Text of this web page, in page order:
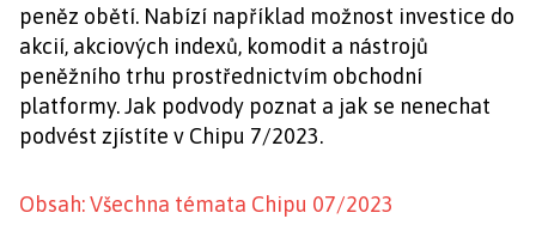
peněz obětí. Nabízí například možnost investice do
akcií, akciových indexů, komodit a nástrojů
peněžního trhu prostřednictvím obchodní
platformy. Jak podvody poznat a jak se nenechat
podvést zjístíte v Chipu 7/2023.
Obsah: Všechna témata Chipu 07/2023